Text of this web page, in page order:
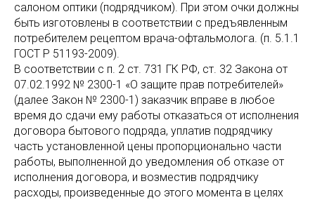
салоном оптики (подрядчиком). При этом очки должны
быть изготовлены в соответствии с предъявленным
потребителем рецептом врача-офтальмолога. (п. 5.1.1
ГОСТ Р 51193-2009).
В соответствии с п. 2 ст. 731 ГК РФ, ст. 32 Закона от
07.02.1992 № 2300-1 «О защите прав потребителей»
(далее Закон № 2300-1) заказчик вправе в любое
время до сдачи ему работы отказаться от исполнения
договора бытового подряда, уплатив подрядчику
часть установленной цены пропорционально части
работы, выполненной до уведомления об отказе от
исполнения договора, и возместив подрядчику
расходы, произведенные до этого момента в целях